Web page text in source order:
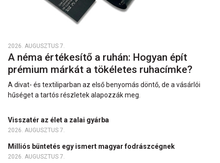
2026. AUGUSZTUS 7.
A néma értékesítő a ruhán: Hogyan épít
prémium márkát a tökéletes ruhacímke?
A divat- és textiliparban az első benyomás döntő, de a vásárlói
hűséget a tartós részletek alapozzák meg.
Visszatér az élet a zalai gyárba
2026. AUGUSZTUS 7.
Milliós büntetés egy ismert magyar fodrászcégnek
2026. AUGUSZTUS 7.